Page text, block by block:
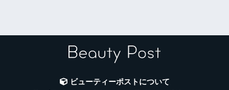
ビューティーポストについて